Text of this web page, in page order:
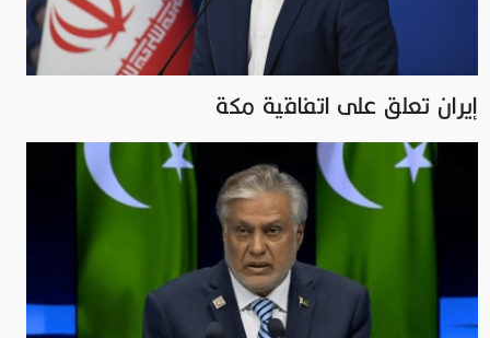
إيران تعلق على اتفاقیة مكة